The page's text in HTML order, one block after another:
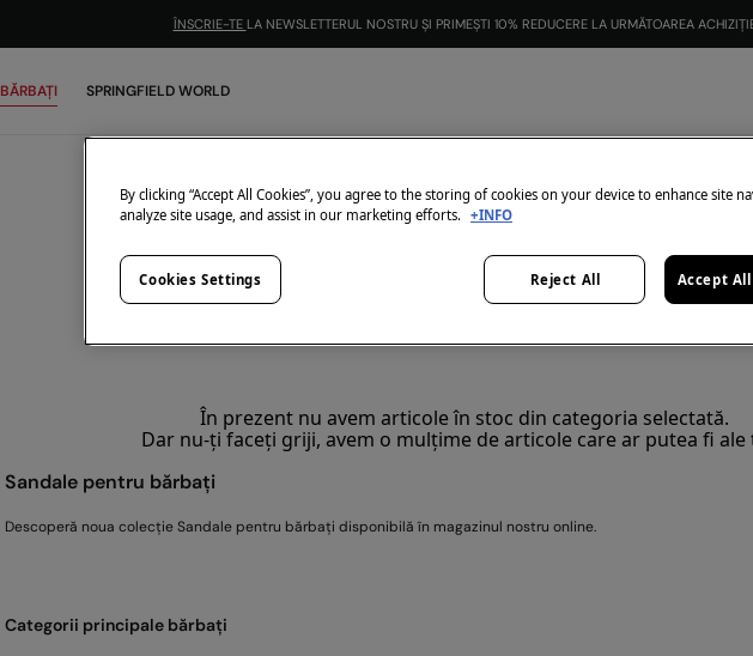
ÎNSCRIE-TE LA NEWSLETTERUL NOSTRU ȘI PRIMEȘTI 10% REDUCERE LA URMĂTOAREA
BĂRBAȚI SPRINGFIELD WORLD
În prezent nu avem articole în stoc din categoria selectată.
Dar nu-ți faceți griji, avem o mulțime de articole care ar putea fi ale
Sandale pentru bărbați
Descoperă noua colecție Sandale pentru bărbați disponibilă în magazinul nostru online.
Categorii principale bărbați
By clicking “Accept All Cookies”, you agree to the storing of cookies on your device to enhance site
analyze site usage, and assist in our marketing efforts. +INFO
Reject All Accept
Cookies Settings